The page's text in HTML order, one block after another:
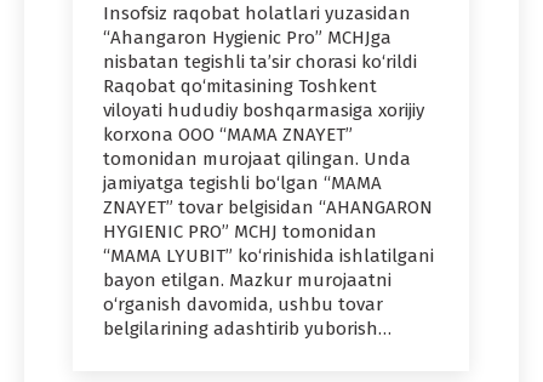
Insofsiz raqobat holatlari yuzasidan
“Ahangaron Hygienic Pro” MCHJga
nisbatan tegishli ta’sir chorasi ko‘rildi
Raqobat qo‘mitasining Toshkent
viloyati hududiy boshqarmasiga xorijiy
korxona OOO “MAMA ZNAYET”
tomonidan murojaat qilingan. Unda
jamiyatga tegishli bo‘lgan “MAMA
ZNAYET” tovar belgisidan “AHANGARON
HYGIENIC PRO” MCHJ tomonidan
“MAMA LYUBIT” ko‘rinishida ishlatilgani
bayon etilgan. Mazkur murojaatni
o‘rganish davomida, ushbu tovar
belgilarining adashtirib yuborish…